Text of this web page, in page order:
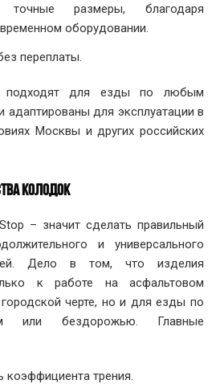
размеры, благодаря
оборудовании.
переплаты.
подходят для езды по любым
для эксплуатации в
Москвы и других российских
КОЛОДОК
– значит сделать правильный
и универсального
Дело в том, что изделия
к работе на асфальтовом
черте, но и для езды по
или бездорожью. Главные
коэффициента трения.